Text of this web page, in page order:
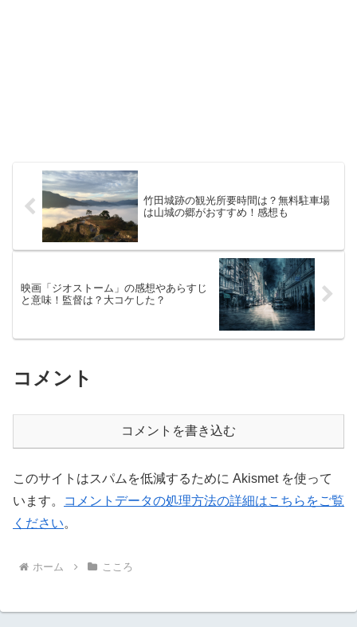
竹田城跡の観光所要時間は？無料駐車場
は山城の郷がおすすめ！感想も
映画「ジオストーム」の感想やあらすじ
と意味！監督は？大コケした？
コメント
コメントを書き込む
このサイトはスパムを低減するために Akismet を使って
います。
コメントデータの処理方法の詳細はこちらをご覧
ください。
ホーム こころ